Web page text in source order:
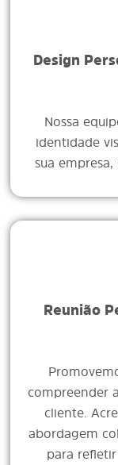
Design
Nossa
identidade
sua
Reunião
compreender
cliente.
abordagem
para